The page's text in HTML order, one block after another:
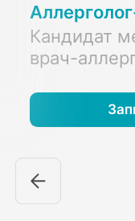
Кандидат
врач-